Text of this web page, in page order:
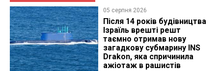
05 серпня 2026
Після 14 років будівництва
Ізраїль врешті решт
таємно отримав нову
загадкову субмарину INS
Drakon, яка спричинила
ажіотаж в рашистів